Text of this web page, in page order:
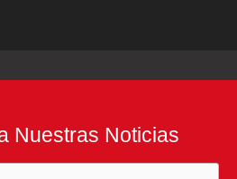
Nuestras Noticias